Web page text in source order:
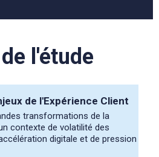
l'étude
de l'Expérience Client
transformations de la
contexte de volatilité des
digitale et de pression